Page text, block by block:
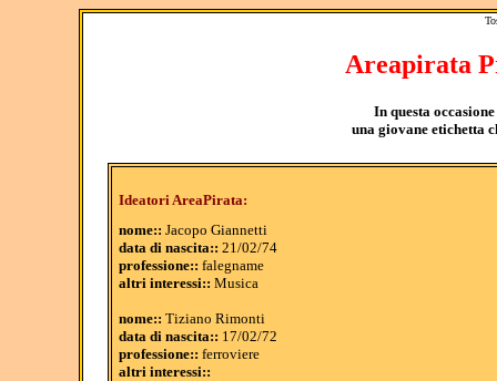
Areapirata
In questa
una giovane etichetta
Ideatori AreaPirata:
nome:: Jacopo Giannetti
data di nascita:: 21/02/74
professione:: falegname
altri interessi:: Musica
nome:: Tiziano Rimonti
data di nascita:: 17/02/72
professione:: ferroviere
altri interessi::